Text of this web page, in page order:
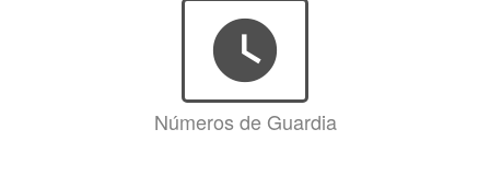
watch_later
Números de Guardia